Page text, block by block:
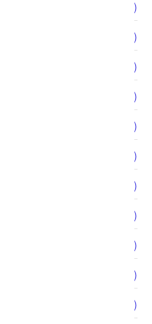
(1)
(1)
(1)
(1)
(2)
(6)
(19)
(2)
(7)
(1)
(1)